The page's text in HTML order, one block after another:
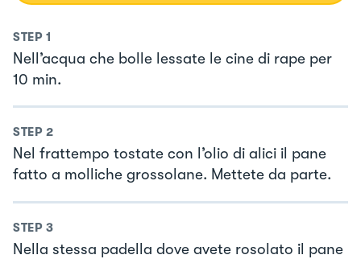
STEP 1
Nell’acqua che bolle lessate le cine di rape per
10 min.
STEP 2
Nel frattempo tostate con l’olio di alici il pane
fatto a molliche grossolane. Mettete da parte.
STEP 3
Nella stessa padella dove avete rosolato il pane